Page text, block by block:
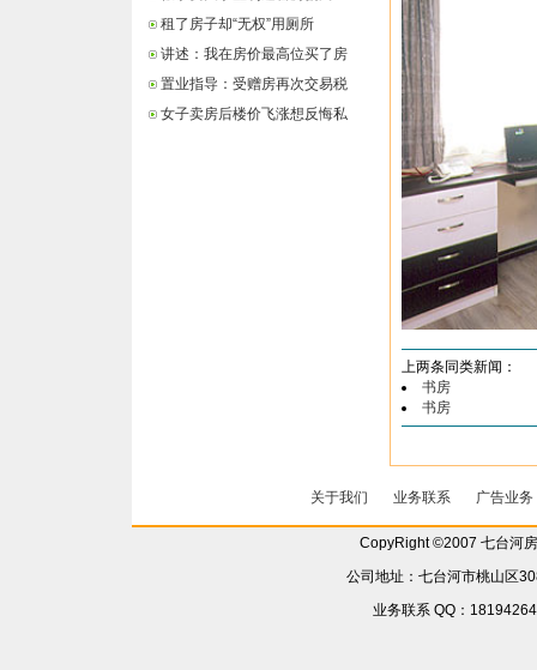
租了房子却“无权”用厕所
讲述：我在房价最高位买了房
置业指导：受赠房再次交易税
女子卖房后楼价飞涨想反悔私
上两条同类新闻：
书房
书房
关于我们 业务联系 广告业务
CopyRight ©2007 七台河
公司地址：七台河市桃山区
业务联系 QQ：